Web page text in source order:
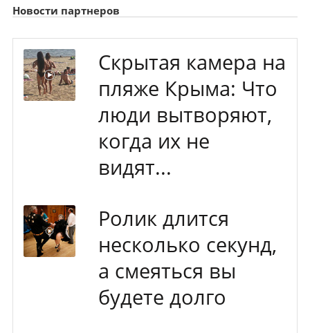
Новости партнеров
Скрытая камера на
пляже Крыма: Что
люди вытворяют,
когда их не
видят...
Ролик длится
несколько секунд,
а смеяться вы
будете долго